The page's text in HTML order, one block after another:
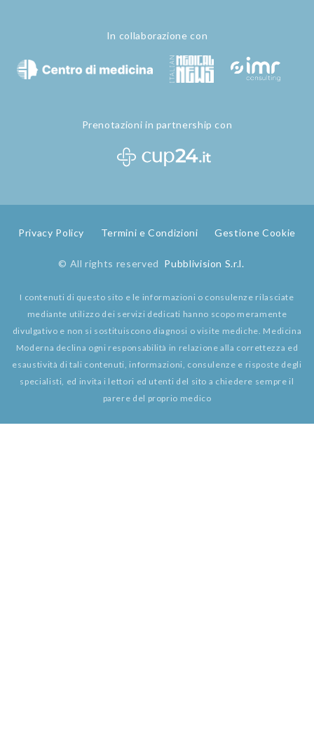
In collaborazione con
Prenotazioni in partnership con
Privacy Policy Termini e Condizioni Gestione Cookie
© All rights reserved Pubblivision S.r.l.
I contenuti di questo sito e le informazioni o consulenze rilasciate
mediante utilizzo dei servizi dedicati hanno scopo meramente
divulgativo e non si sostituiscono diagnosi o visite mediche. Medicina
Moderna declina ogni responsabilità in relazione alla correttezza ed
esaustività di tali contenuti, informazioni, consulenze e risposte degli
specialisti, ed invita i lettori ed utenti del sito a chiedere sempre il
parere del proprio medico